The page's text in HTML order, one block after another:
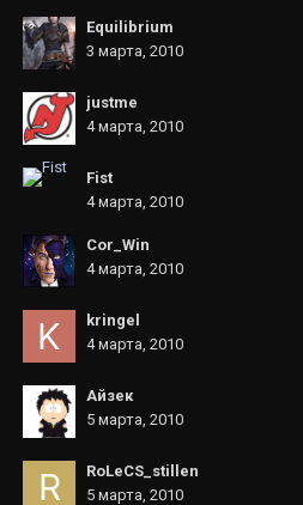
Еquilibrium
3 марта, 2010
justme
4 марта, 2010
Fist
4 марта, 2010
Cor_Win
4 марта, 2010
kringel
4 марта, 2010
Айзек
5 марта, 2010
RoLeCS_stillen
5 марта, 2010